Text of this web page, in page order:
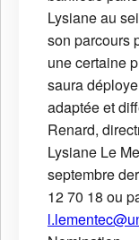
Lysiane au
son parcours
une certaine
saura
adaptée et
Renard,
Lysiane Le
septembre
12 70 18 ou